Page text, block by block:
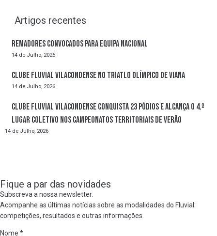
Artigos recentes
Remadores convocados para Equipa Nacional
14 de Julho, 2026
Clube Fluvial Vilacondense no Triatlo Olímpico de Viana
14 de Julho, 2026
Clube Fluvial Vilacondense conquista 23 pódios e alcança o 4.º
lugar coletivo nos Campeonatos Territoriais de Verão
14 de Julho, 2026
Fique a par das novidades
Subscreva a nossa newsletter.
Acompanhe as últimas notícias sobre as modalidades do Fluvial:
competições, resultados e outras informações.
Nome *